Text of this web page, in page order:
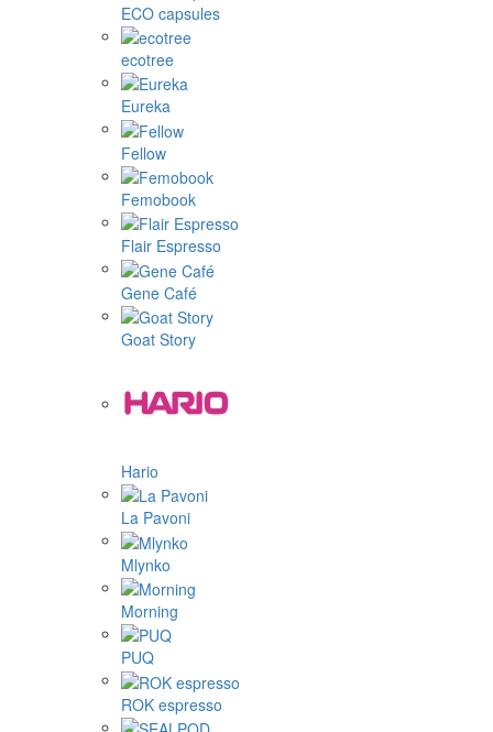
ECO capsules
ecotree
Eureka
Fellow
Femobook
Flair Espresso
Gene Café
Goat Story
Hario
La Pavoni
Mlynko
Morning
PUQ
ROK espresso